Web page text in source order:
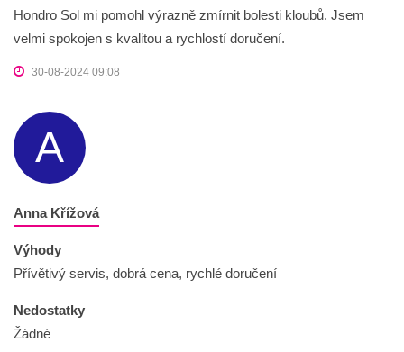
Hondro Sol mi pomohl výrazně zmírnit bolesti kloubů. Jsem
velmi spokojen s kvalitou a rychlostí doručení.
30-08-2024 09:08
A
Anna Křížová
Výhody
Přívětivý servis, dobrá cena, rychlé doručení
Nedostatky
Žádné